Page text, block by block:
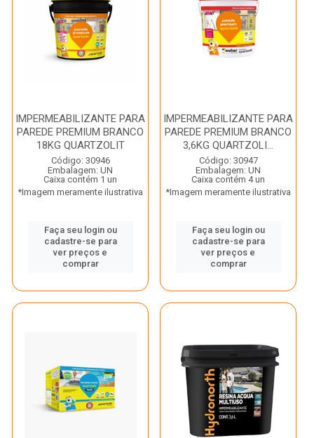
IMPERMEABILIZANTE PARA
PAREDE PREMIUM BRANCO
18KG QUARTZOLIT
Código: 30946
Embalagem: UN
Caixa contém 1 un
*Imagem meramente ilustrativa
Faça seu login ou
cadastre-se para
ver preços e
comprar
IMPERMEABILIZANTE PARA
PAREDE PREMIUM BRANCO
3,6KG QUARTZOLI...
Código: 30947
Embalagem: UN
Caixa contém 4 un
*Imagem meramente ilustrativa
Faça seu login ou
cadastre-se para
ver preços e
comprar